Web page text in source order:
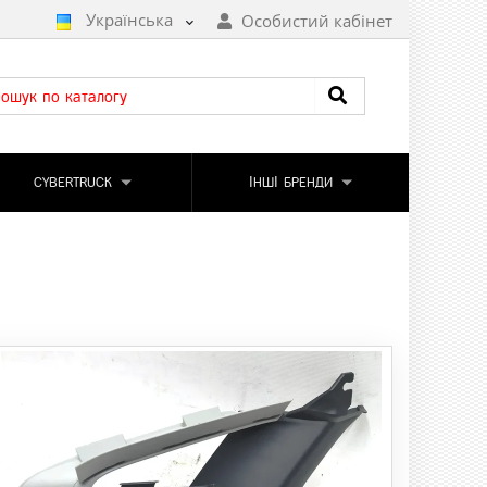
Українська Особистий кабінет
CYBERTRUCK ІНШІ БРЕНДИ